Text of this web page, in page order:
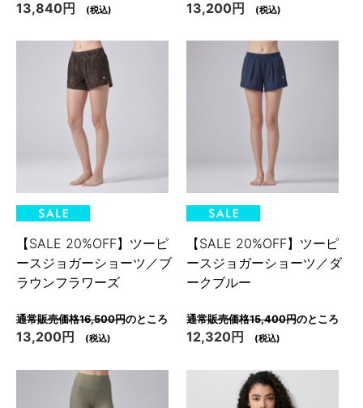
13,840円 (税込) 13,200円 (税込)
【SALE 20%OFF】ツーピ
ースジョガーショーツ／ブ
ラウンフラワーズ
通常販売価格16,500円のところ
13,200円 (税込)
【SALE 20%OFF】ツーピ
ースジョガーショーツ／ダ
ークブルー
通常販売価格15,400円のところ
12,320円 (税込)